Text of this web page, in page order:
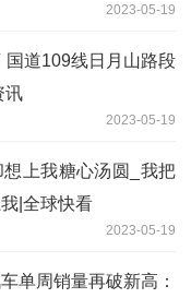
2023-05-19
国道109线日月山路段
讯
2023-05-19
上我糖心汤圆_我把
|全球快看
2023-05-19
单周销量再破新高：